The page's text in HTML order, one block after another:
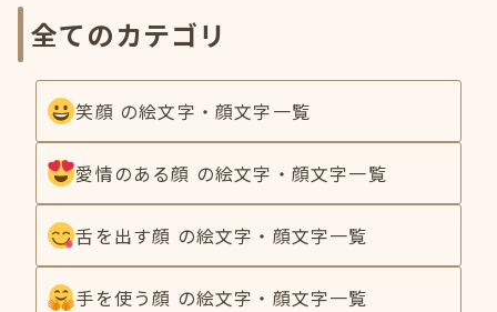
全てのカテゴリ
笑顔 の絵文字・顔文字一覧
愛情のある顔 の絵文字・顔文字一覧
舌を出す顔 の絵文字・顔文字一覧
手を使う顔 の絵文字・顔文字一覧